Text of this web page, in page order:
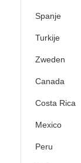
Spanje
Turkije
Zweden
Canada
Costa Rica
Mexico
Peru